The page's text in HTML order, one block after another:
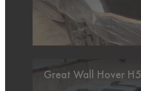
Great Wall Hover H5